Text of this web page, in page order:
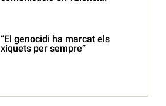
“El genocidi ha marcat els
xiquets per sempre”